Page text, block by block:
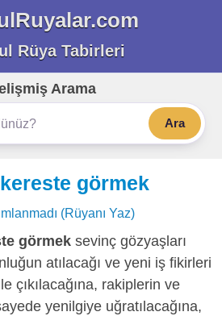
Rüya Tabirleri
Arama
Ara
görmek
(Rüyanı Yaz)
görmek sevinç gözyaşları
atılacağı ve yeni iş fikirleri
çıkılacağına, rakiplerin ve
yenilgiye uğratılacağına,